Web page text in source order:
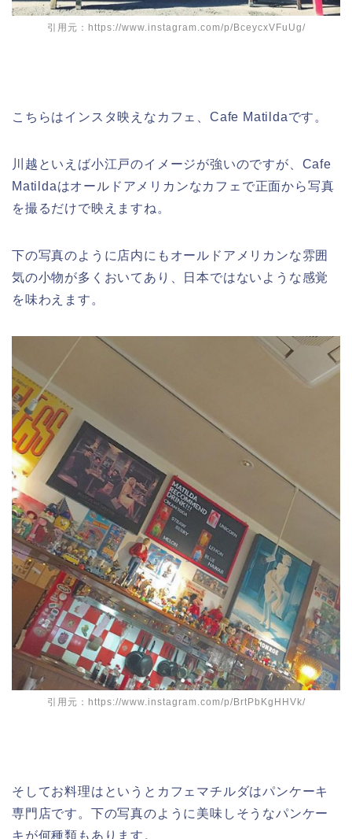
引用元：https://www.instagram.com/p/BceycxVFuUg/
こちらはインスタ映えなカフェ、Cafe Matildaです。
川越といえば小江戸のイメージが強いのですが、Cafe
Matildaはオールドアメリカンなカフェで正面から写真
を撮るだけで映えますね。
下の写真のように店内にもオールドアメリカンな雰囲
気の小物が多くおいてあり、日本ではないような感覚
を味わえます。
引用元：https://www.instagram.com/p/BrtPbKgHHVk/
そしてお料理はというとカフェマチルダはパンケーキ
専門店です。下の写真のように美味しそうなパンケー
キが何種類もあります。